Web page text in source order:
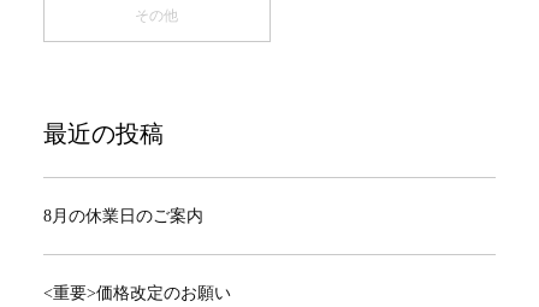
その他
最近の投稿
8月の休業日のご案内
<重要>価格改定のお願い